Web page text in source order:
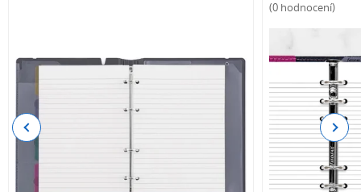
(0 hodnocení)
Previous Next